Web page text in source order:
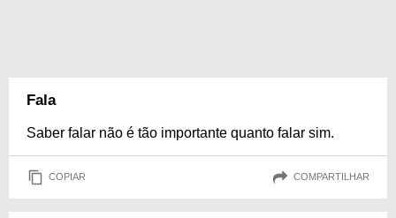
Fala
Saber falar não é tão importante quanto falar sim.
COPIAR COMPARTILHAR